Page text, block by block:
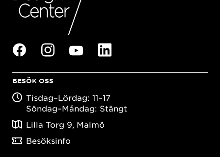
BESÖK OSS
Tisdag–Lördag: 11–17
Söndag–Måndag: Stängt
Lilla Torg 9, Malmö
Besöksinfo